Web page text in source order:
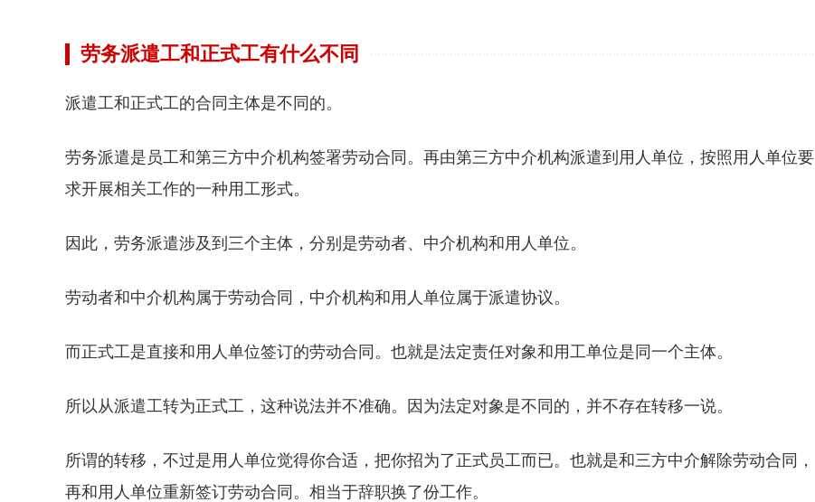
劳务派遣工和正式工有什么不同
派遣工和正式工的合同主体是不同的。
劳务派遣是员工和第三方中介机构签署劳动合同。再由第三方中介机构派遣到用人单位，按照用人单位要
求开展相关工作的一种用工形式。
因此，劳务派遣涉及到三个主体，分别是劳动者、中介机构和用人单位。
劳动者和中介机构属于劳动合同，中介机构和用人单位属于派遣协议。
而正式工是直接和用人单位签订的劳动合同。也就是法定责任对象和用工单位是同一个主体。
所以从派遣工转为正式工，这种说法并不准确。因为法定对象是不同的，并不存在转移一说。
所谓的转移，不过是用人单位觉得你合适，把你招为了正式员工而已。也就是和三方中介解除劳动合同，
再和用人单位重新签订劳动合同。相当于辞职换了份工作。